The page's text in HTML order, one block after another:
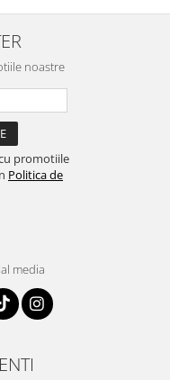
noastre
promotiile
Politica de
media